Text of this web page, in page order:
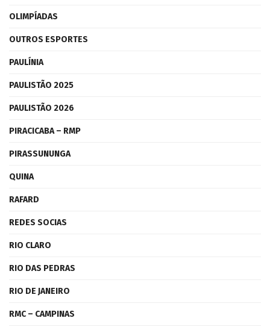
OLIMPÍADAS
OUTROS ESPORTES
PAULÍNIA
PAULISTÃO 2025
PAULISTÃO 2026
PIRACICABA – RMP
PIRASSUNUNGA
QUINA
RAFARD
REDES SOCIAS
RIO CLARO
RIO DAS PEDRAS
RIO DE JANEIRO
RMC – CAMPINAS